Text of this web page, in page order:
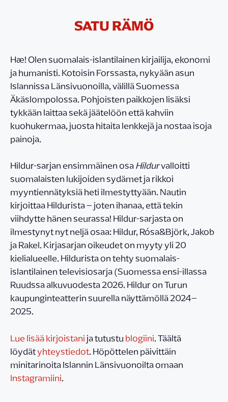
SATU RÄMÖ
Hæ! Olen suomalais-islantilainen kirjailija, ekonomi
ja humanisti. Kotoisin Forssasta, nykyään asun
Islannissa Länsivuonoilla, välillä Suomessa
Äkäslompolossa. Pohjoisten paikkojen lisäksi
tykkään laittaa sekä jäätelöön että kahviin
kuohukermaa, juosta hitaita lenkkejä ja nostaa isoja
painoja.
Hildur-sarjan ensimmäinen osaHildurvalloitti
suomalaisten lukijoiden sydämet ja rikkoi
myyntiennätyksiä heti ilmestyttyään. Nautin
kirjoittaa Hildurista – joten ihanaa, että tekin
viihdytte hänen seurassa! Hildur-sarjasta on
ilmestynyt nyt neljä osaa: Hildur, Rósa&Björk, Jakob
ja Rakel. Kirjasarjan oikeudet on myyty yli 20
kielialueelle. Hildurista on tehty suomalais-
islantilainen televisiosarja (Suomessa ensi-illassa
Ruudssa alkuvuodesta 2026. Hildur on Turun
kaupunginteatterin suurella näyttämöllä 2024–
2025.
Lue lisää kirjoistanija tutustublogiini. Täältä
löydätyhteystiedot. Höpöttelen päivittäin
minitarinoita Islannin Länsivuonoilta omaan
Instagramiini.